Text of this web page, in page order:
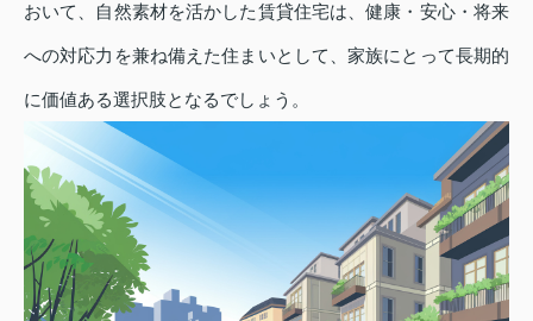
おいて、自然素材を活かした賃貸住宅は、健康・安心・将来
への対応力を兼ね備えた住まいとして、家族にとって長期的
に価値ある選択肢となるでしょう。